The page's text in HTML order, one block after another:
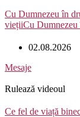
Cu Dumnezeu în
viețiiCu
02.08.2026
Mesaje
Rulează videoul
Ce fel de viață